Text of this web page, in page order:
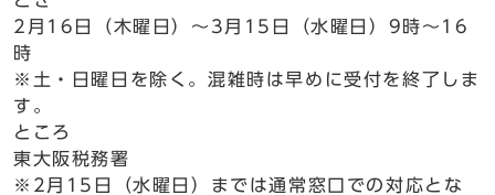
2月16日（木曜日）～3月15日（水曜日）9時～16
時
※土・日曜日を除く。混雑時は早めに受付を終了しま
す。
ところ
東大阪税務署
※2月15日（水曜日）までは通常窓口での対応とな